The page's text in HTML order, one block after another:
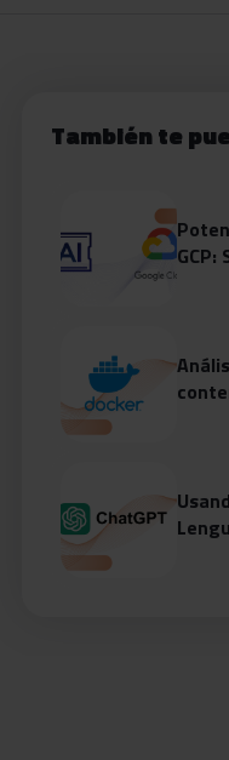
También te